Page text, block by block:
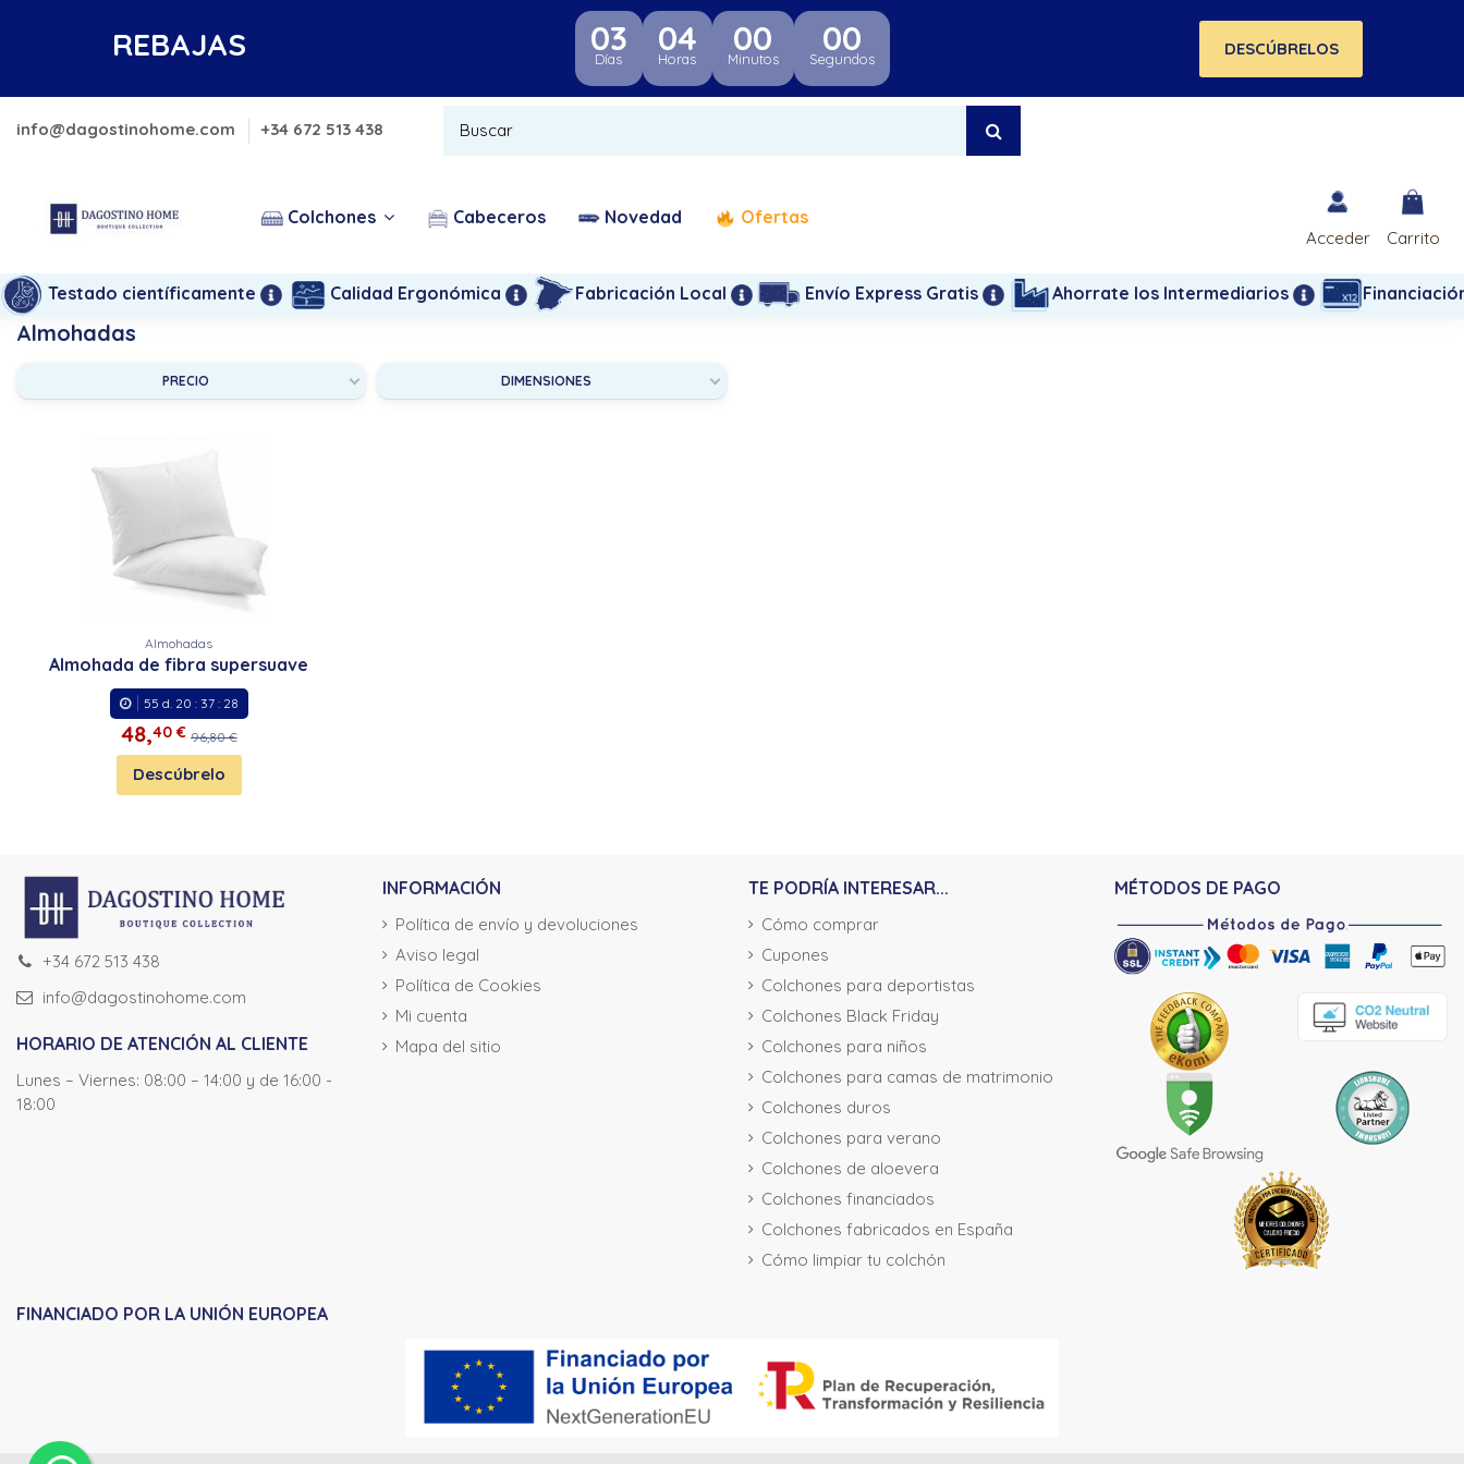
REBAJAS 03
Días 04
Horas 00
Minutos 00
Segundos
DESCÚBRELOS
info@dagostinohome.com +34 672 513 438
Colchones Cabeceros Novedad Ofertas
Acceder Carrito
Testado científicamente Calidad Ergonómica Fabricación Local Envío Express Gratis Ahorrate los Intermediarios
Almohadas
PRECIO DIMENSIONES
Almohadas
Almohada de fibra supersuave
55 d. 20 : 37: 28
48,40 € 96,80 €
Descúbrelo
+34 672 513 438
info@dagostinohome.com
HORARIO DE ATENCIÓN AL CLIENTE
Lunes – Viernes: 08:00 – 14:00 y de 16:00 -
18:00
INFORMACIÓN
Política de envío y devoluciones
Aviso legal
Política de Cookies
Mi cuenta
Mapa del sitio
TE PODRÍA INTERESAR...
Cómo comprar
Cupones
Colchones para deportistas
Colchones Black Friday
Colchones para niños
Colchones para camas de matrimonio
Colchones duros
Colchones para verano
Colchones de aloevera
Colchones financiados
Colchones fabricados en España
Cómo limpiar tu colchón
MÉTODOS DE PAGO
FINANCIADO POR LA UNIÓN EUROPEA